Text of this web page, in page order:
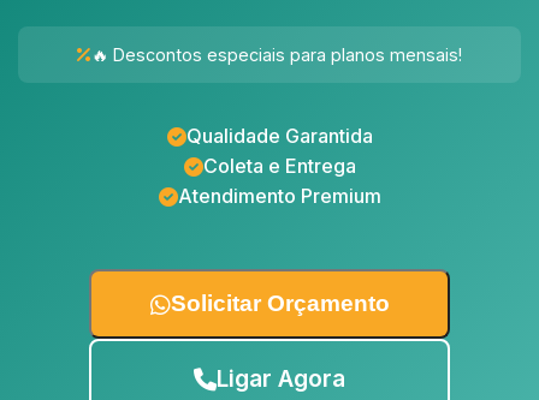
🔥 Descontos especiais para planos mensais!
Qualidade Garantida
Coleta e Entrega
Atendimento Premium
Solicitar Orçamento
Ligar Agora